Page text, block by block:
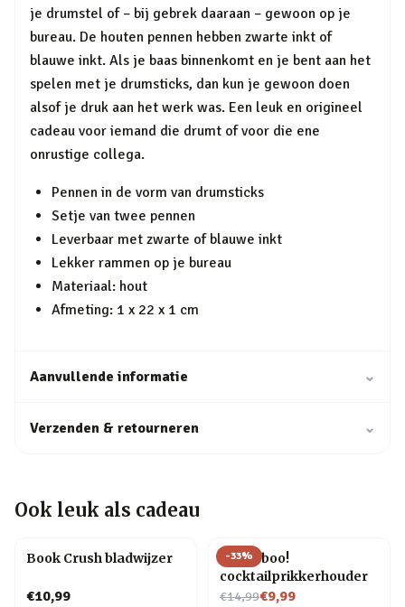
je drumstel of – bij gebrek daaraan – gewoon op je
bureau. De houten pennen hebben zwarte inkt of
blauwe inkt. Als je baas binnenkomt en je bent aan het
spelen met je drumsticks, dan kun je gewoon doen
alsof je druk aan het werk was. Een leuk en origineel
cadeau voor iemand die drumt of voor die ene
onrustige collega.
Pennen in de vorm van drumsticks
Setje van twee pennen
Leverbaar met zwarte of blauwe inkt
Lekker rammen op je bureau
Materiaal: hout
Afmeting: 1 x 22 x 1 cm
Aanvullende informatie ⌄
Verzenden & retourneren ⌄
Ook leuk als cadeau
Book Crush bladwijzer
€10,99
-33%
Pick a boo!
cocktailprikkerhouder
€14,99
Nu voor€9,99